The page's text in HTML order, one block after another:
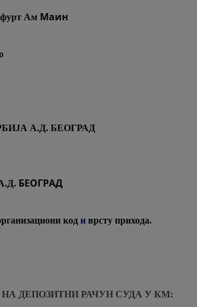
Ам Маин
А.Д. БЕОГРАД
БЕОГРАД
код и врсту прихода.
ДЕПОЗИТНИ РАЧУН СУДА У КМ: